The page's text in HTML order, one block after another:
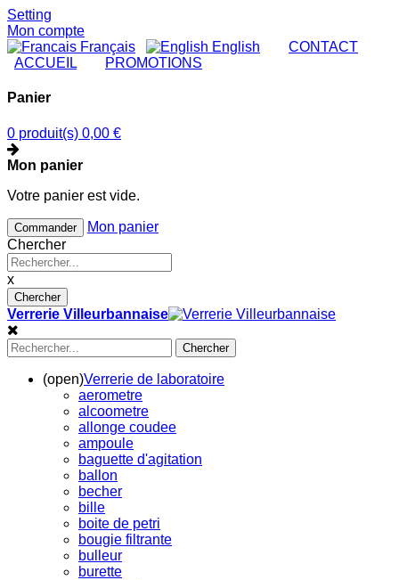
Setting
Mon compte
Français
English CONTACT
ACCUEIL
PROMOTIONS
Panier
0 produit(s) 0,00 €
Mon panier
Votre panier est vide.
Commander
Mon panier
Chercher
x
Chercher
Verrerie Villeurbannaise
Chercher
(open)Verrerie de laboratoire
aerometre
alcoometre
allonge coudee
ampoule
baguette d'agitation
ballon
becher
bille
boite de petri
bougie filtrante
bulleur
burette